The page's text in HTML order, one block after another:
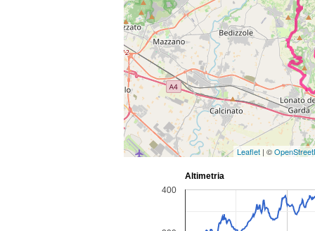
Leaflet | ©